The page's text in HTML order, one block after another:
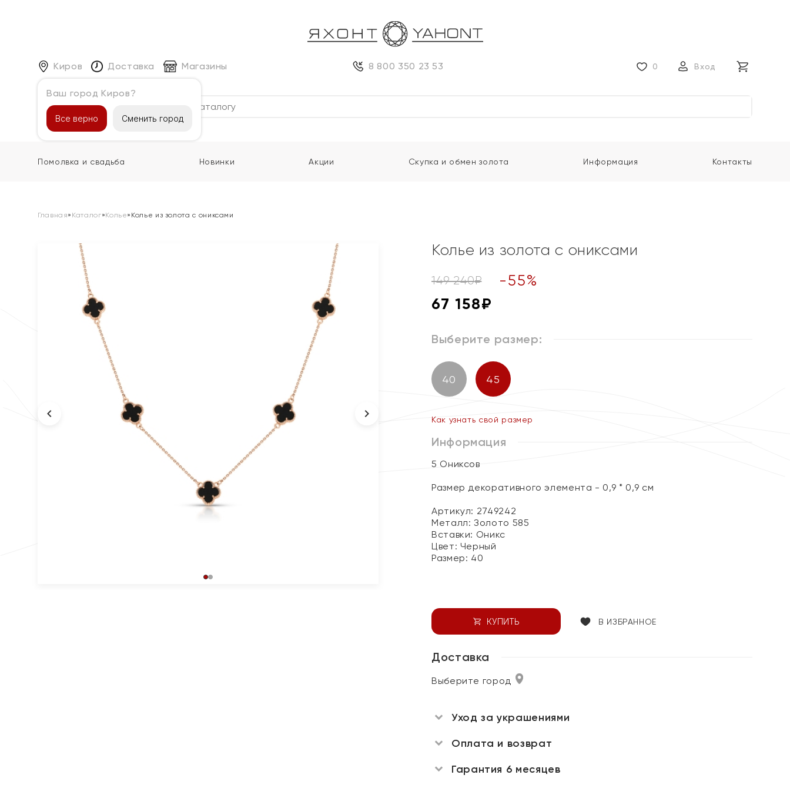
Киров
Ваш город Киров?
Все верно Сменить город
Доставка Магазины 8 800 350 23 53 0 Вход
Каталог
Помолвка и свадьба Новинки Акции Скупка и обмен золота Информация Контакты
Главная» Каталог»Колье» Колье из золота с ониксами
Колье из золота с ониксами
149 240₽ -55%
67 158₽
Выберите размер:
40 45
Как узнать свой размер
Информация
5 Ониксов
Размер декоративного элемента - 0,9 * 0,9 см
Артикул: 2749242
Металл:Золото 585
Вставки: Оникс
Цвет: Черный
Размер: 40
КУПИТЬ В ИЗБРАННОЕ
Доставка
Выберите город
Уход за украшениями
Оплата и возврат
Гарантия 6 месяцев